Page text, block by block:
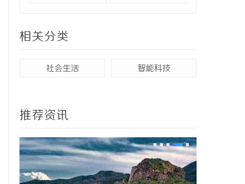
相关分类
社会生活 智能科技
推荐资讯